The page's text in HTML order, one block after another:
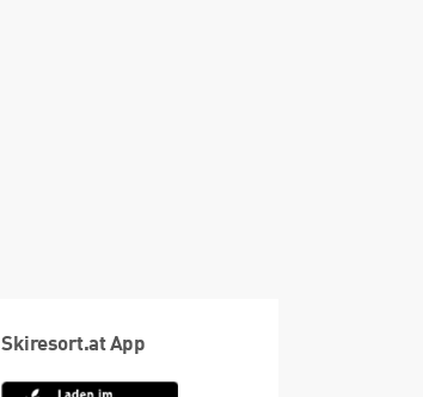
Skiresort.at App
App